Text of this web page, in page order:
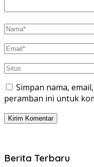
Simpan nama,
peramban ini untuk
Berita Terbaru